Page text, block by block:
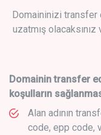
Domaininizi
uzatmış
Domainin transfer
koşulların
Alan adının
code, epp code,